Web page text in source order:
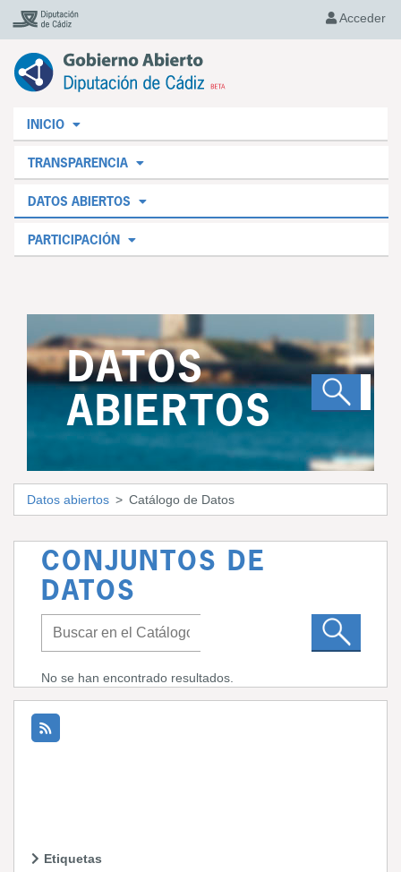
Acceder
INICIO
TRANSPARENCIA
DATOS ABIERTOS
PARTICIPACIÓN
DATOS
ABIERTOS
Datos abiertos Catálogo de Datos
CONJUNTOS DE
DATOS
No se han encontrado resultados.
Etiquetas